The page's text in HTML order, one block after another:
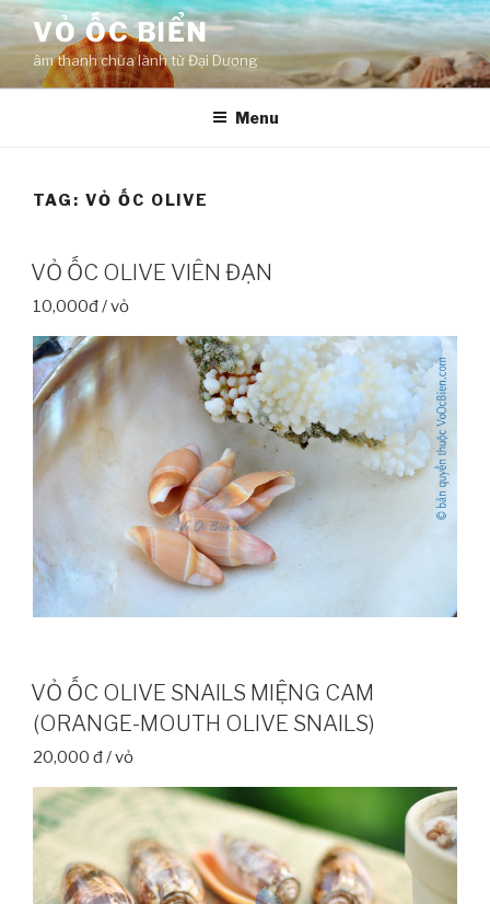
Skip
content
VỎ ỐC BIỂN
âm thanh chữa lành từ Đại Dương
Menu
TAG: VỎ ỐC OLIVE
VỎ ỐC OLIVE VIÊN ĐẠN
10,000đ / vỏ
VỎ ỐC OLIVE SNAILS MIỆNG CAM
(ORANGE-MOUTH OLIVE SNAILS)
20,000 đ / vỏ